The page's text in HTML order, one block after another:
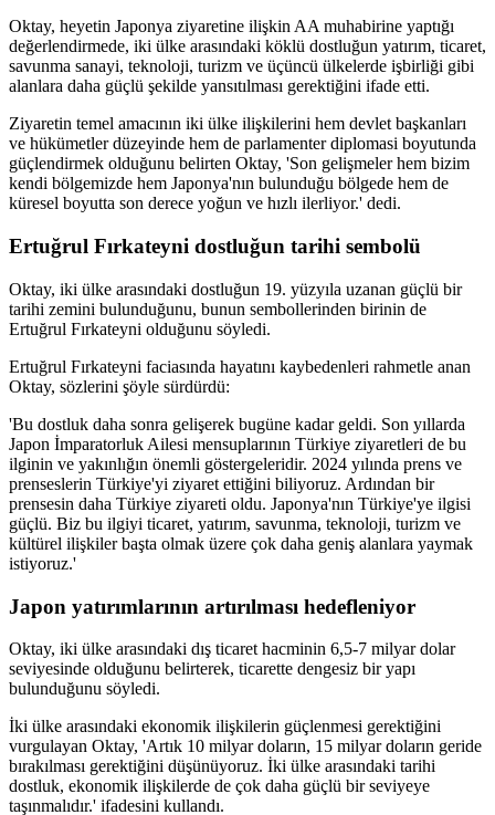
Oktay, heyetin Japonya ziyaretine ilişkin AA muhabirine yaptığı
değerlendirmede, iki ülke arasındaki köklü dostluğun yatırım, ticaret,
savunma sanayi, teknoloji, turizm ve üçüncü ülkelerde işbirliği gibi
alanlara daha güçlü şekilde yansıtılması gerektiğini ifade etti.
Ziyaretin temel amacının iki ülke ilişkilerini hem devlet başkanları
ve hükümetler düzeyinde hem de parlamenter diplomasi boyutunda
güçlendirmek olduğunu belirten Oktay, 'Son gelişmeler hem bizim
kendi bölgemizde hem Japonya'nın bulunduğu bölgede hem de
küresel boyutta son derece yoğun ve hızlı ilerliyor.' dedi.
Ertuğrul Fırkateyni dostluğun tarihi sembolü
Oktay, iki ülke arasındaki dostluğun 19. yüzyıla uzanan güçlü bir
tarihi zemini bulunduğunu, bunun sembollerinden birinin de
Ertuğrul Fırkateyni olduğunu söyledi.
Ertuğrul Fırkateyni faciasında hayatını kaybedenleri rahmetle anan
Oktay, sözlerini şöyle sürdürdü:
'Bu dostluk daha sonra gelişerek bugüne kadar geldi. Son yıllarda
Japon İmparatorluk Ailesi mensuplarının Türkiye ziyaretleri de bu
ilginin ve yakınlığın önemli göstergeleridir. 2024 yılında prens ve
prenseslerin Türkiye'yi ziyaret ettiğini biliyoruz. Ardından bir
prensesin daha Türkiye ziyareti oldu. Japonya'nın Türkiye'ye ilgisi
güçlü. Biz bu ilgiyi ticaret, yatırım, savunma, teknoloji, turizm ve
kültürel ilişkiler başta olmak üzere çok daha geniş alanlara yaymak
istiyoruz.'
Japon yatırımlarının artırılması hedefleniyor
Oktay, iki ülke arasındaki dış ticaret hacminin 6,5-7 milyar dolar
seviyesinde olduğunu belirterek, ticarette dengesiz bir yapı
bulunduğunu söyledi.
İki ülke arasındaki ekonomik ilişkilerin güçlenmesi gerektiğini
vurgulayan Oktay, 'Artık 10 milyar doların, 15 milyar doların geride
bırakılması gerektiğini düşünüyoruz. İki ülke arasındaki tarihi
dostluk, ekonomik ilişkilerde de çok daha güçlü bir seviyeye
taşınmalıdır.' ifadesini kullandı.